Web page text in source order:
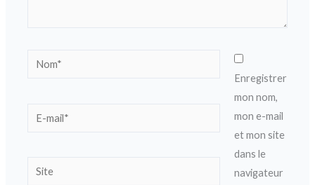
Nom*
E-
Site
Enregistrer
mon nom,
mon e-mail
et mon site
dans le
navigateur